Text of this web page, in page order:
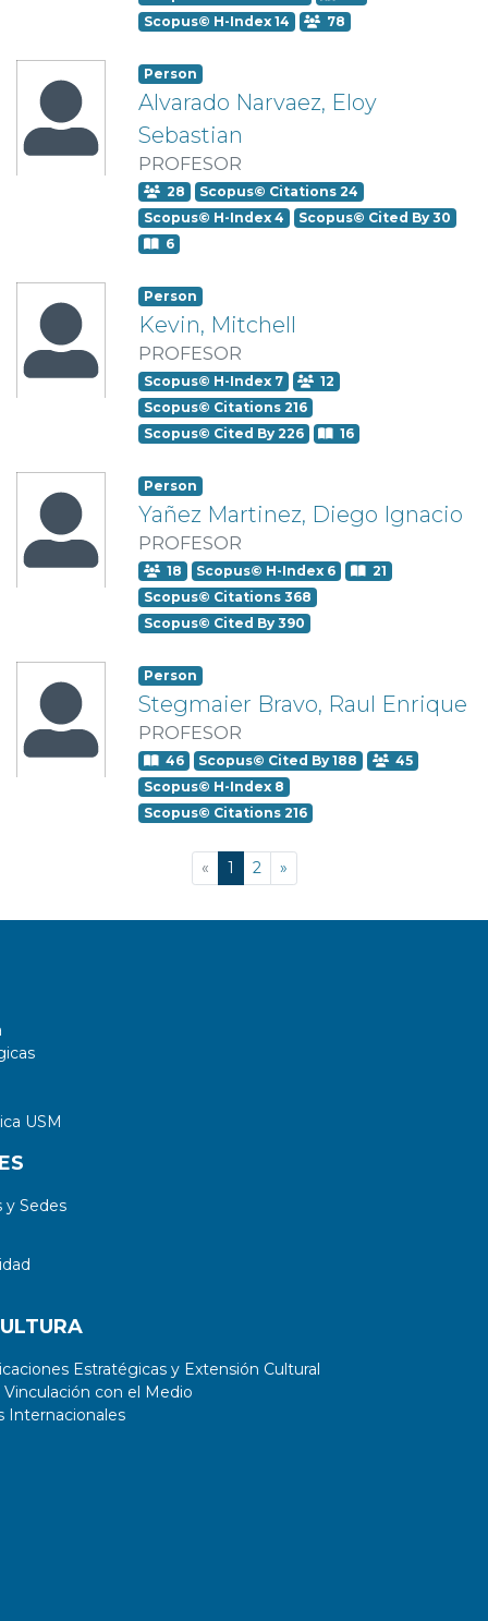
Scopus© H-Index 14
78
Person
Alvarado Narvaez, Eloy
Sebastian
PROFESOR
28
Scopus© Citations 24
Scopus© H-Index 4
Scopus© Cited By 30
6
Person
Kevin, Mitchell
PROFESOR
Scopus© H-Index 7
12
Scopus© Citations 216
Scopus© Cited By 226
16
Person
Yañez Martinez, Diego Ignacio
PROFESOR
18 Scopus© H-Index 6
21
Scopus© Citations 368
Scopus© Cited By 390
Person
Stegmaier Bravo, Raul Enrique
PROFESOR
46 Scopus© Cited By 188
45
Scopus© H-Index 8
Scopus© Citations 216
« 1 (current)
2 »
USM
Sedes
Estratégicas y Extensión Cultural
con el Medio
Internacionales